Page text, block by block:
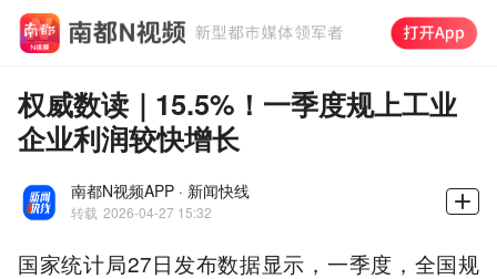
权威数读｜15.5%！一季度规上工业
企业利润较快增长
南都N视频APP · 新闻快线
转载 2026-04-27 15:32
国家统计局27日发布数据显示，一季度，全国规